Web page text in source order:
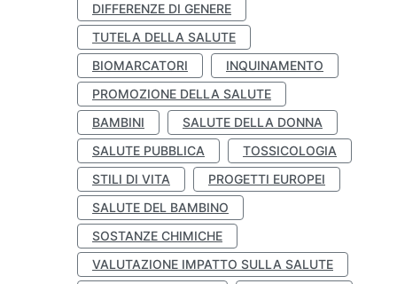
DIFFERENZE DI GENERE
TUTELA DELLA SALUTE
BIOMARCATORI
INQUINAMENTO
PROMOZIONE DELLA SALUTE
BAMBINI
SALUTE DELLA DONNA
SALUTE PUBBLICA
TOSSICOLOGIA
STILI DI VITA
PROGETTI EUROPEI
SALUTE DEL BAMBINO
SOSTANZE CHIMICHE
VALUTAZIONE IMPATTO SULLA SALUTE